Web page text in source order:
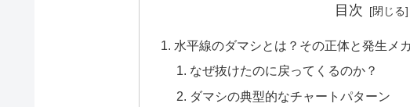
目次
水平線のダマシとは？その正体と発生メ
なぜ抜けたのに戻ってくるのか？
ダマシの典型的なチャートパターン